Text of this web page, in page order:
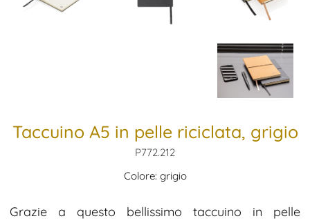
Taccuino A5 in pelle riciclata, grigio
P772.212
Colore: grigio
Grazie a questo bellissimo taccuino in pelle